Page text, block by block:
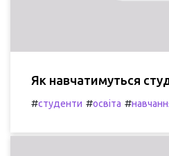
Як навчатимуться
#студенти #освіта #